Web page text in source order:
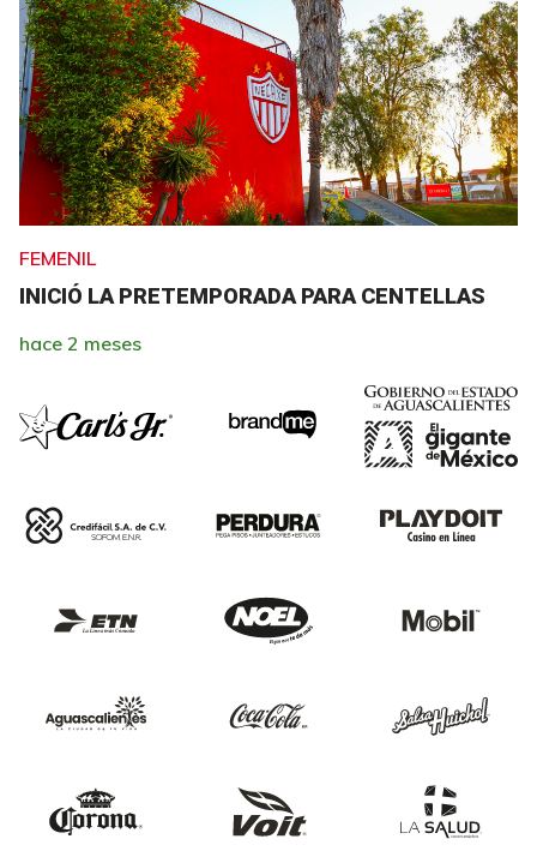
FEMENIL
INICIÓ LA PRETEMPORADA PARA CENTELLAS
hace 2 meses